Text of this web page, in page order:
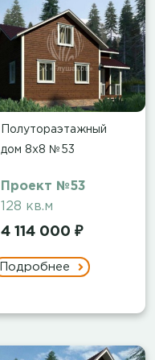
Полутораэтажный
дом 8х8 №53
Проект №53
128 кв.м
4 114 000 ₽
Подробнее